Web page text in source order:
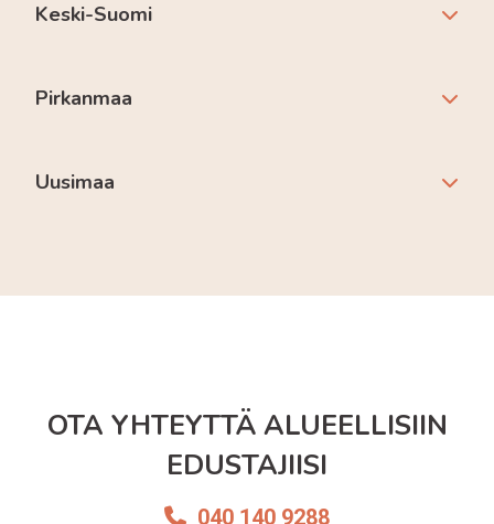
Keski-Suomi
Pirkanmaa
Uusimaa
OTA YHTEYTTÄ ALUEELLISIIN
EDUSTAJIISI
040 140 9288